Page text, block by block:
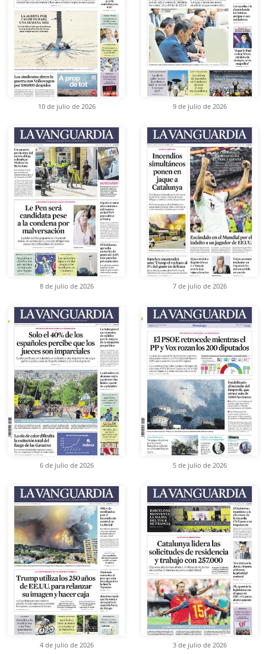
10 de julio de 2026 9 de julio de 2026
8 de julio de 2026 7 de julio de 2026
6 de julio de 2026 5 de julio de 2026
4 de julio de 2026 3 de julio de 2026